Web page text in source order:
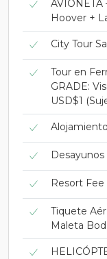
AVIONETA
Hoover +
City Tour
Tour en
GRADE:
USD$1
Desayunos
Resort
Tiquete
Maleta